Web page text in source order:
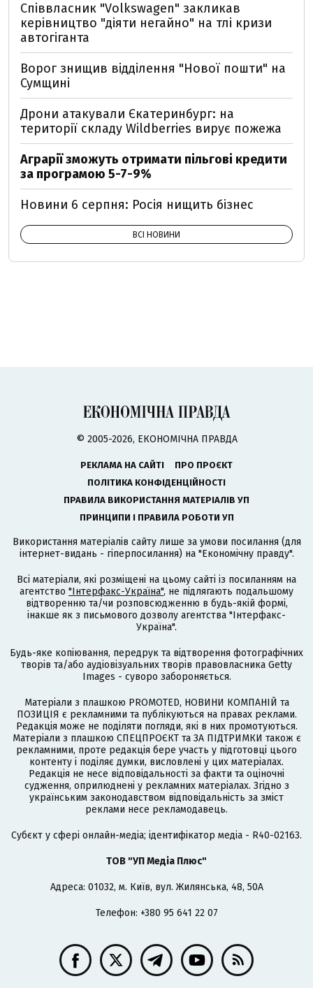
Співвласник "Volkswagen" закликав
керівництво "діяти негайно" на тлі кризи
автогіганта
Ворог знищив відділення "Нової пошти" на
Сумщині
Дрони атакували Єкатеринбург: на
території складу Wildberries вирує пожежа
Аграрії зможуть отримати пільгові кредити
за програмою 5-7-9%
Новини 6 серпня: Росія нищить бізнес
ВСІ НОВИНИ
© 2005-2026, ЕКОНОМІЧНА ПРАВДА
РЕКЛАМА НА САЙТІ
ПРО ПРОЄКТ
ПОЛІТИКА КОНФІДЕНЦІЙНОСТІ
ПРАВИЛА ВИКОРИСТАННЯ МАТЕРІАЛІВ УП
ПРИНЦИПИ І ПРАВИЛА РОБОТИ УП
Використання матеріалів сайту лише за умови посилання (для
інтернет-видань - гіперпосилання) на "Економічну правду".
Всі матеріали, які розміщені на цьому сайті із посиланням на
агентство "Інтерфакс-Україна", не підлягають подальшому
відтворенню та/чи розповсюдженню в будь-якій формі,
інакше як з письмового дозволу агентства "Інтерфакс-
Україна".
Будь-яке копіювання, передрук та відтворення фотографічних
творів та/або аудіовізуальних творів правовласника Getty
Images - суворо забороняється.
Матеріали з плашкою PROMOTED, НОВИНИ КОМПАНІЙ та
ПОЗИЦІЯ є рекламними та публікуються на правах реклами.
Редакція може не поділяти погляди, які в них промотуються.
Матеріали з плашкою СПЕЦПРОЄКТ та ЗА ПІДТРИМКИ також є
рекламними, проте редакція бере участь у підготовці цього
контенту і поділяє думки, висловлені у цих матеріалах.
Редакція не несе відповідальності за факти та оціночні
судження, оприлюднені у рекламних матеріалах. Згідно з
українським законодавством відповідальність за зміст
реклами несе рекламодавець.
Cубєкт у сфері онлайн-медіа; ідентифікатор медіа - R40-02163.
ТОВ "УП Медіа Плюс"
Адреса: 01032, м. Київ, вул. Жилянська, 48, 50А
Телефон: +380 95 641 22 07